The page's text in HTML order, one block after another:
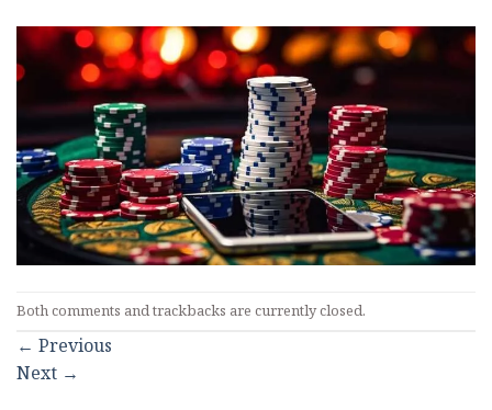
Both comments and trackbacks are currently closed.
← Previous
Next →